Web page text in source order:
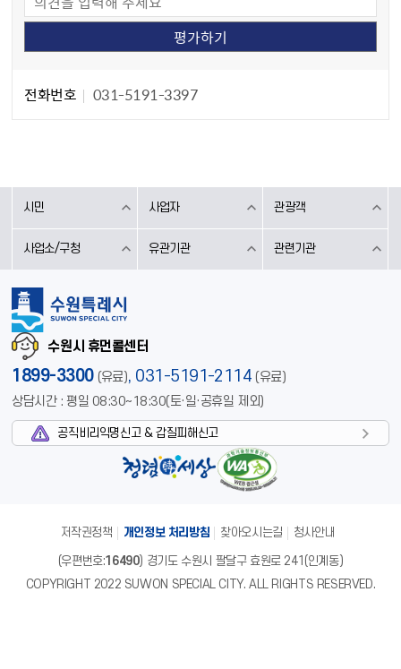
전화번호 031-5191-3397
시민 사업자 관광객
사업소/구청 유관기관 관련기관
수원시 휴먼콜센터
1899-3300 (유료), 031-5191-2114 (유료)
상담시간 : 평일 08:30~18:30(토·일·공휴일 제외)
공직비리익명신고 & 갑질피해신고
저작권정책 개인정보 처리방침 찾아오시는길 청사안내
(우편번호:16490) 경기도 수원시 팔달구 효원로 241(인계동)
COPYRIGHT 2022 SUWON SPECIAL CITY. ALL RIGHTS RESERVED.